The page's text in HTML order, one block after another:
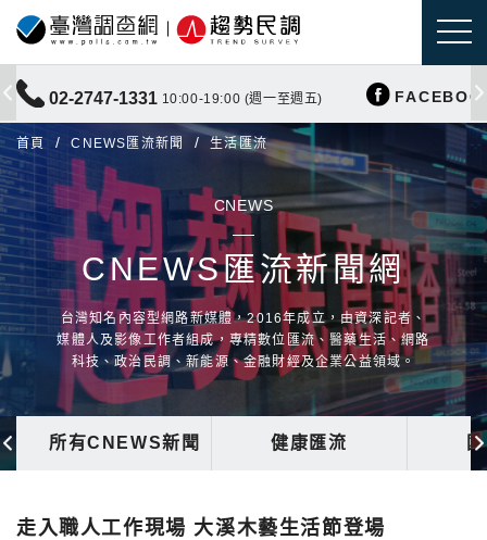
02-2747-1331 10:00-19:00 (週一至週五)
首頁 CNEWS匯流新聞 生活匯流
CNEWS
CNEWS匯流新聞網
台灣知名內容型網路新媒體，2016年成立，由資深記者、
媒體人及影像工作者組成，專精數位匯流、醫藥生活、網路
科技、政治民調、新能源、金融財經及企業公益領域。
所有CNEWS新聞 健康匯流
走入職人工作現場 大溪木藝生活節登場